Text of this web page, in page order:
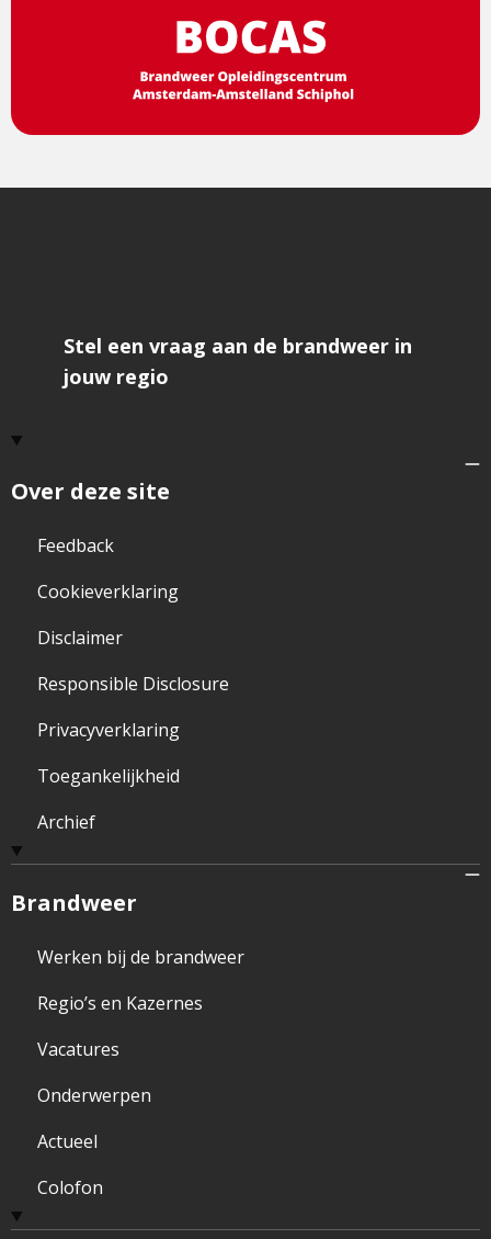
Over deze site
Feedback
Cookieverklaring
Disclaimer
Responsible Disclosure
Privacyverklaring
Toegankelijkheid
Archief
Brandweer
Werken bij de brandweer
Regio’s en Kazernes
Vacatures
Onderwerpen
Actueel
Colofon
Stel een vraag aan de brandweer in
jouw regio